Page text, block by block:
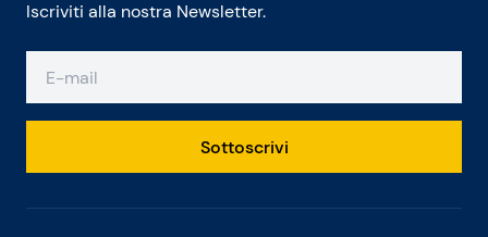
Iscriviti alla nostra Newsletter.
Sottoscrivi